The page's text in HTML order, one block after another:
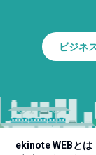
ビジネ
ekinote WEBとは